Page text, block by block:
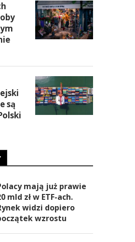
są
mają już prawie
mld zł w ETF-ach.
widzi dopiero
wzrostu